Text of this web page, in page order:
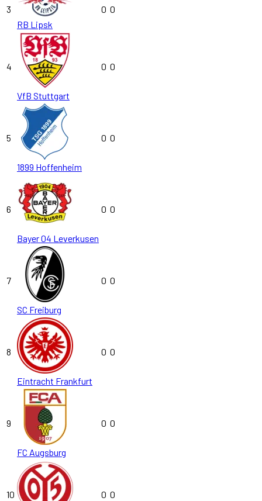
3
RB Lipsk
0 0
4
VfB Stuttgart
0 0
5
1899 Hoffenheim
0 0
6
Bayer 04 Leverkusen
0 0
7
SC Freiburg
0 0
8
Eintracht Frankfurt
0 0
9
FC Augsburg
0 0
10 0 0